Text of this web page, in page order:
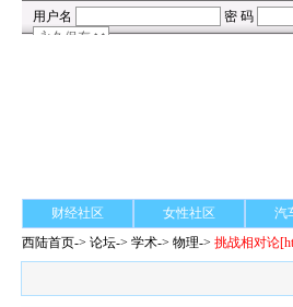
财经社区 女性社区 汽
西陆首页->论坛->学术-> 物理->挑战相对论